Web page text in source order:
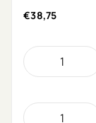
€38,75